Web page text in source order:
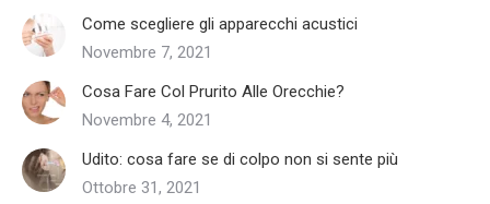
Come scegliere gli apparecchi acustici
Novembre 7, 2021
Cosa Fare Col Prurito Alle Orecchie?
Novembre 4, 2021
Udito: cosa fare se di colpo non si sente più
Ottobre 31, 2021